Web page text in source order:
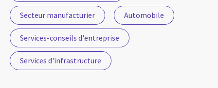
Secteur manufacturier Automobile
Services-conseils d'entreprise
Services d'infrastructure